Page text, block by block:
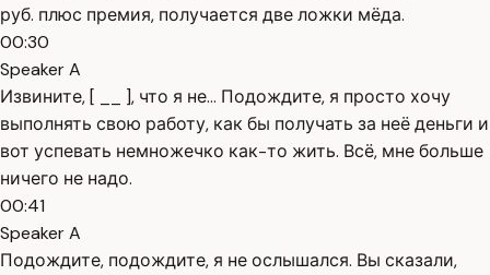
руб. плюс премия, получается две ложки мёда.
00:30
Speaker A
Извините, [ __ ], что я не... Подождите, я просто хочу
выполнять свою работу, как бы получать за неё деньги и
вот успевать немножечко как-то жить. Всё, мне больше
ничего не надо.
00:41
Speaker A
Подождите, подождите, я не ослышался. Вы сказали,